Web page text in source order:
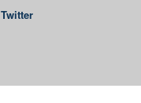
Twitter